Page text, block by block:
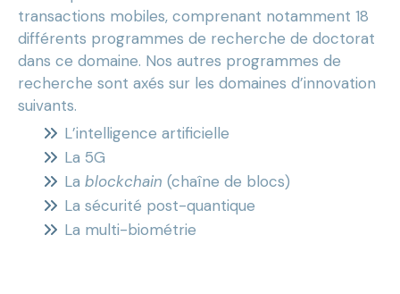
transactions mobiles, comprenant notamment 18
différents programmes de recherche de doctorat
dans ce domaine. Nos autres programmes de
recherche sont axés sur les domaines d’innovation
suivants.
L’intelligence artificielle
La 5G
La blockchain (chaîne de blocs)
La sécurité post-quantique
La multi-biométrie